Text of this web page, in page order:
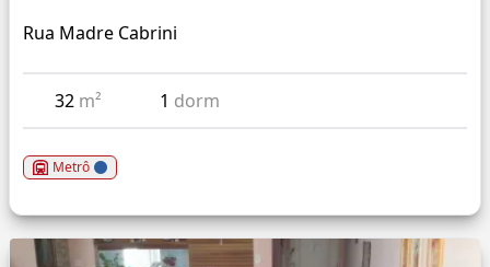
Rua Madre Cabrini
32 m² 1 dorm
Metrô